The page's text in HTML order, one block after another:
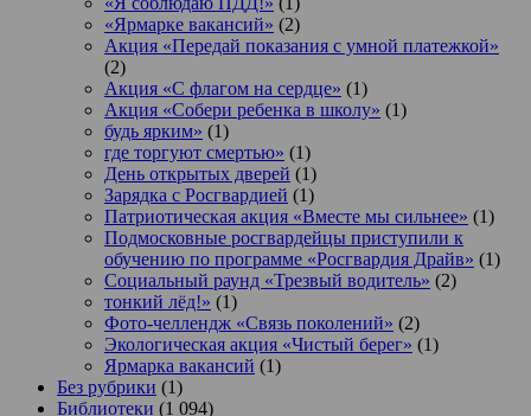
«Ярмарке вакансий» (2)
Акция «Передай показания с умной платежкой»
(2)
Акция «С флагом на сердце» (1)
Акция «Собери ребенка в школу» (1)
будь ярким» (1)
где торгуют смертью» (1)
День открытых дверей (1)
Зарядка с Росгвардией (1)
Патриотическая акция «Вместе мы сильнее» (1)
Подмосковные росгвардейцы приступили к
обучению по программе «Росгвардия Драйв» (1)
Социальный раунд «Трезвый водитель» (2)
тонкий лёд!» (1)
Фото-челлендж «Связь поколений» (2)
Экологическая акция «Чистый берег» (1)
Ярмарка вакансий (1)
Без рубрики (1)
Библиотеки (1 094)